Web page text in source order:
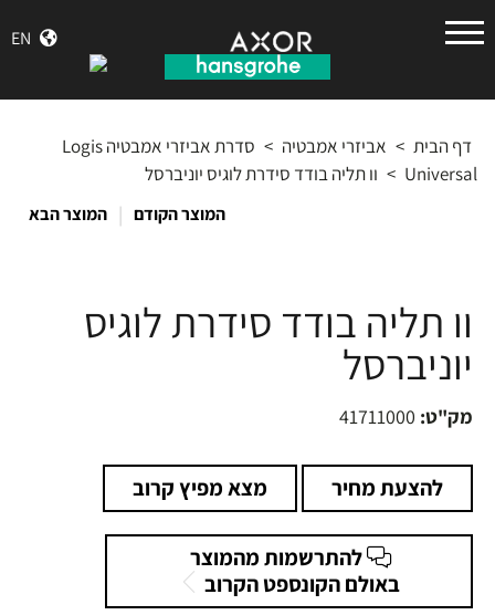
EN
גרואה
דף הבית > אביזרי אמבטיה >
סדרת אביזרי אמבטיה Logis
Universal
> וו תליה בודד סידרת לוגיס יוניברסל
המוצר הקודם | המוצר הבא
וו תליה בודד סידרת לוגיס
יוניברסל
מק"ט: 41711000
להצעת מחיר מצא מפיץ קרוב
להתרשמות מהמוצר
באולם הקונספט הקרוב